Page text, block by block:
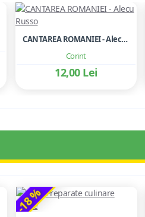
Corint
CANTAREA ROMANIEI - Alecu Russo
12,00 Lei
-18 %